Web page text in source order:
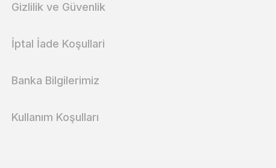
Gizlilik ve Güvenlik
İptal İade Koşullari
Banka Bilgilerimiz
Kullanım Koşulları